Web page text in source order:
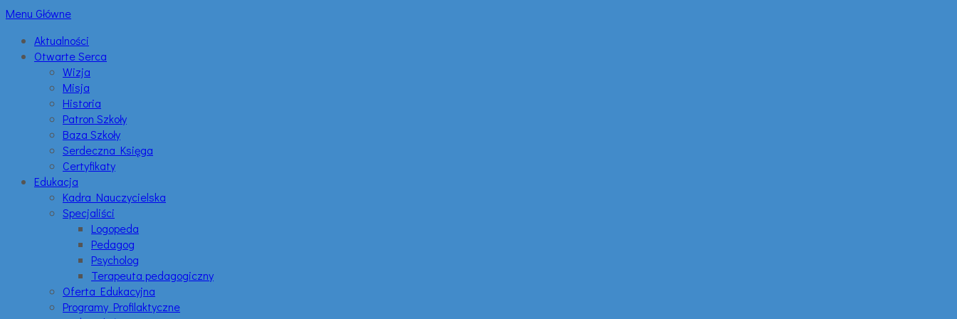
Menu Główne
Aktualności
Otwarte Serca
Wizja
Misja
Historia
Patron Szkoły
Baza Szkoły
Serdeczna Księga
Certyfikaty
Edukacja
Kadra Nauczycielska
Specjaliści
Logopeda
Pedagog
Psycholog
Terapeuta pedagogiczny
Oferta Edukacyjna
Programy Profilaktyczne